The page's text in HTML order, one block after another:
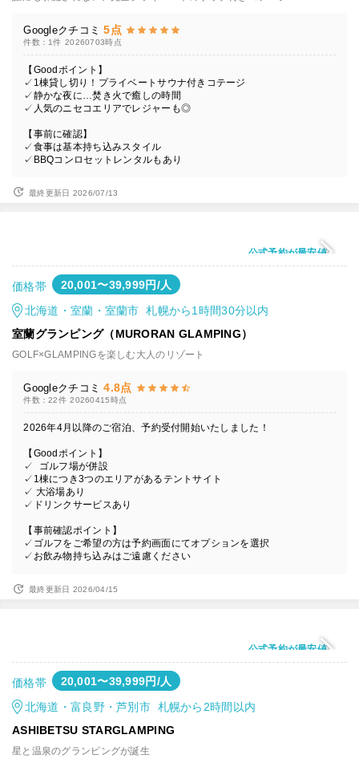
Googleクチコミ 5点
件数：1件 20260703時点
【Goodポイント】
✓1棟貸し切り！プライベートサウナ付きコテージ
✓静かな夜に…焚き火で癒しの時間
✓人気のニセコエリアでレジャーも◎
【事前に確認】
✓食事は基本持ち込みスタイル
✓BBQコンロセットレンタルもあり
最終更新日 2026/07/13
公式予約が最安値
価格帯 20,001〜39,999円/人
北海道・室蘭・室蘭市 札幌から1時間30分以内
室蘭グランピング（MURORAN GLAMPING）
GOLF×GLAMPINGを楽しむ大人のリゾート
Googleクチコミ 4.8点
件数：22件 20260415時点
2026年4月以降のご宿泊、予約受付開始いたしました！
【Goodポイント】
✓ ゴルフ場が併設
✓1棟につき3つのエリアがあるテントサイト
✓ 大浴場あり
✓ドリンクサービスあり
【事前確認ポイント】
✓ゴルフをご希望の方は予約画面にてオプションを選択
✓お飲み物持ち込みはご遠慮ください
最終更新日 2026/04/15
公式予約が最安値
価格帯 20,001〜39,999円/人
北海道・富良野・芦別市 札幌から2時間以内
ASHIBETSU STARGLAMPING
星と温泉のグランピングが誕生